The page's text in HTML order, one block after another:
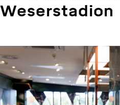
Weserstadion